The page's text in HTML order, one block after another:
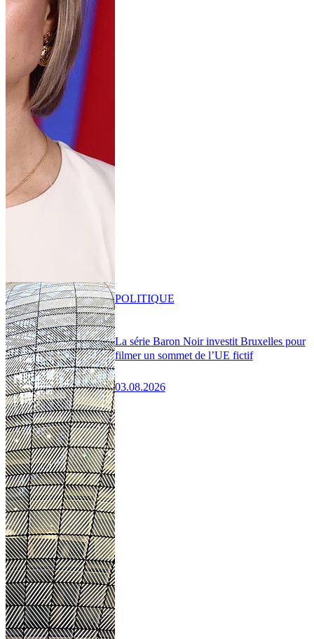
La série Baron Noir investit Bruxelles pour
filmer un sommet de l’UE fictif
03.08.2026
POLITIQUE